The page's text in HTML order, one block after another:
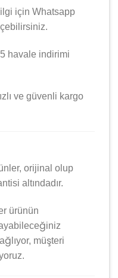
için Whatsapp
havale indirimi
ve güvenli kargo
orijinal olup
altındadır.
ürünün
müşteri